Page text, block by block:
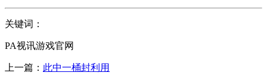
关键词：
PA视讯游戏官网
上一篇： 此中一桶封利用